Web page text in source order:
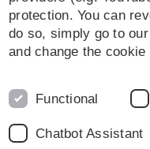
Seite findet Ihr auf
mehr aktualisiert.
protection. You can
do so, simply go to
and change the
Functional
Chatbot Assistant